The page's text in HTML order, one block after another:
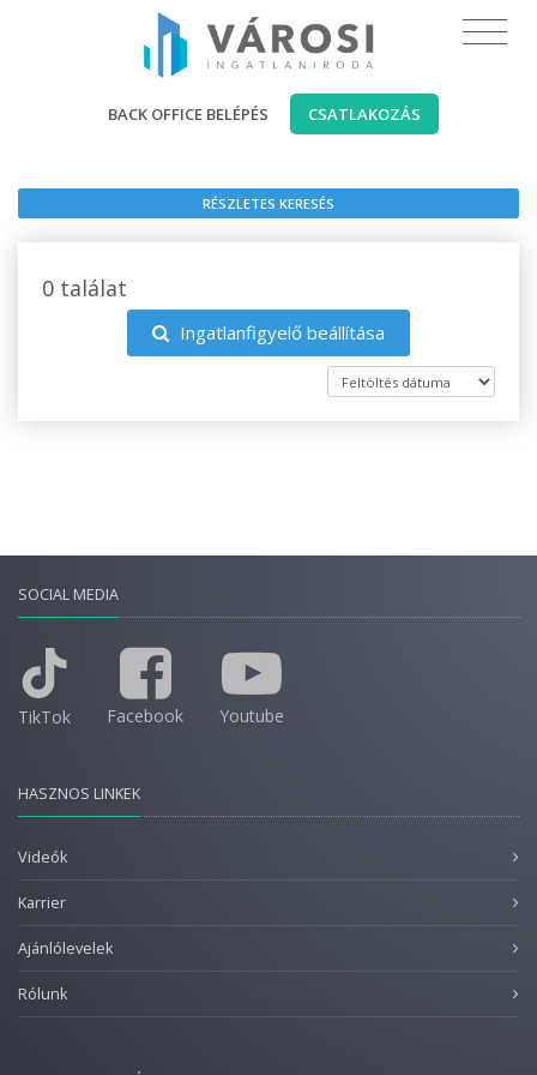
BACK OFFICE BELÉPÉS CSATLAKOZÁS
RÉSZLETES KERESÉS
0 találat
Ingatlanfigyelő beállítása
SOCIAL MEDIA
TikTok Facebook Youtube
HASZNOS LINKEK
Videók
Karrier
Ajánlólevelek
Rólunk